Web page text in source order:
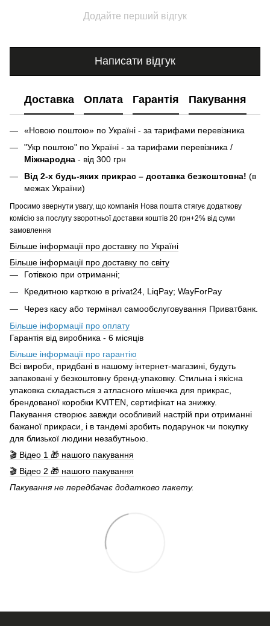
Додайте перший відгук
Написати відгук
Доставка Оплата Гарантія Пакування
«Новою поштою» по Україні - за тарифами перевізника
"Укр поштою" по Україні - за тарифами перевізника /
Міжнародна - від 300 грн
Від 2-х будь-яких прикрас – доставка безкоштовна! (в
межах України)
Просимо звернути увагу, що компанія Нова пошта стягує додаткову
комісію за послугу зворотньої доставки коштів 20 грн+2% від суми
замовлення
Більше інформації про доставку по Україні
Більше інформації про доставку по світу
Готівкою при отриманні;
Кредитною карткою в privat24, LiqPay; WayForPay
Через касу або термінал самообслуговування Приватбанк.
Більше інформації про оплату
Гарантія від виробника - 6 місяців
Більше інформації про гарантію
Всі вироби, придбані в нашому інтернет-магазині, будуть
запаковані у безкоштовну бренд-упаковку. Стильна і якісна
упаковка складається з атласного мішечка для прикрас,
брендованої коробки KVITEN, сертифікат на знижку.
Пакування створює завжди особливий настрій при отриманні
бажаної прикраси, і в тандемі зробить подарунок чи покупку
для близької людини незабутньою.
🎬 Відео 1 🎁 нашого пакування
🎬 Відео 2 🎁 нашого пакування
Пакування не передбачає додатково пакету.